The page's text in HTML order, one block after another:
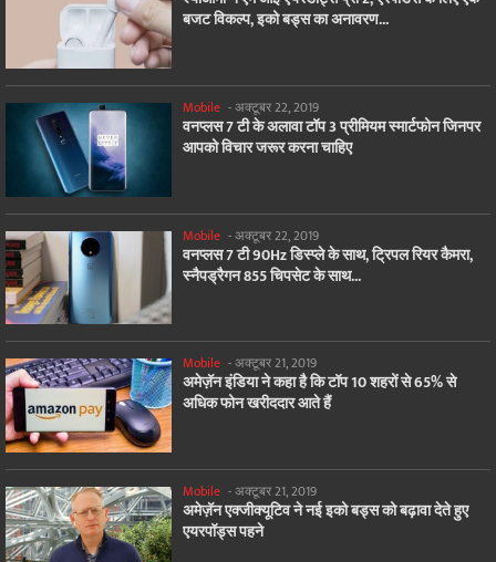
बजट विकल्प, इको बड्स का अनावरण...
Mobile -अक्टूबर 22, 2019
वनप्लस 7 टी के अलावा टॉप 3 प्रीमियम स्मार्टफोन जिनपर
आपको विचार जरूर करना चाहिए
Mobile -अक्टूबर 22, 2019
वनप्लस 7 टी 90Hz डिस्प्ले के साथ, ट्रिपल रियर कैमरा,
स्नैपड्रैगन 855 चिपसेट के साथ...
Mobile -अक्टूबर 21, 2019
अमेज़ॅन इंडिया ने कहा है कि टॉप 10 शहरों से 65% से
अधिक फोन खरीददार आते हैं
Mobile -अक्टूबर 21, 2019
अमेज़ॅन एक्जीक्यूटिव ने नई इको बड्स को बढ़ावा देते हुए
एयरपॉड्स पहने